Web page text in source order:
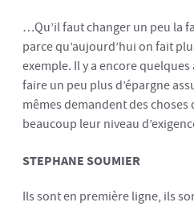
…Qu’il faut changer un peu la
parce qu’aujourd’hui on fait
exemple. Il y a encore
faire un peu plus d’épargne
mêmes demandent des
beaucoup leur niveau
STEPHANE SOUMIER
Ils sont en première ligne, ils